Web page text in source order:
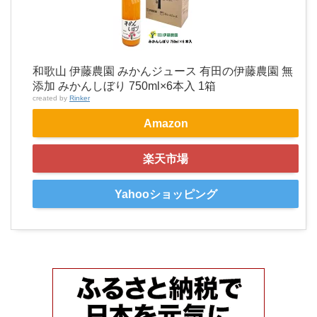
和歌山 伊藤農園 みかんジュース 有田の伊藤農園 無
添加 みかんしぼり 750ml×6本入 1箱
created by Rinker
Amazon
楽天市場
Yahooショッピング